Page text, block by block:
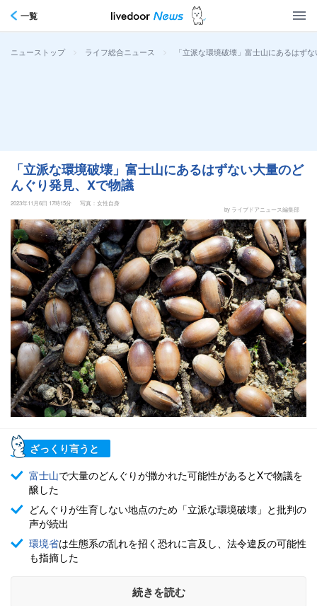
一覧
ニューストップ > ライフ総合ニュース > 「立派な環境破壊」富士山にあるはず
「立派な環境破壊」富士山にあるはずない大量のど
んぐり発見、Xで物議
2023年11月6日 17時15分
写真：女性自身
by ライブドアニュース編集部
ざっくり言うと
富士山で大量のどんぐりが撒かれた可能性があるとXで物議を
醸した
どんぐりが生育しない地点のため「立派な環境破壊」と批判の
声が続出
環境省は生態系の乱れを招く恐れに言及し、法令違反の可能性
も指摘した
続きを読む